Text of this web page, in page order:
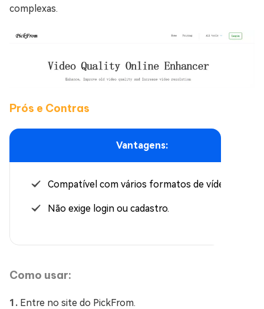
complexas.
Prós e Contras
Vantagens:
Compatível com vários formatos de vídeo.
Não exige login ou cadastro.
Como usar:
Entre no site do PickFrom.